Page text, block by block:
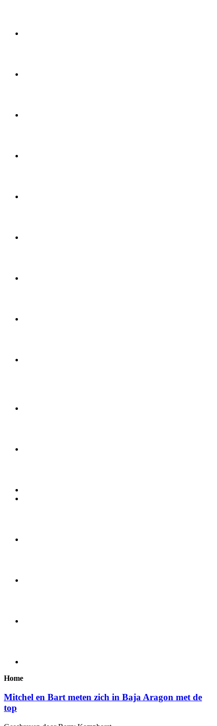
Home
Mitchel en Bart meten zich in Baja Aragon met de
top